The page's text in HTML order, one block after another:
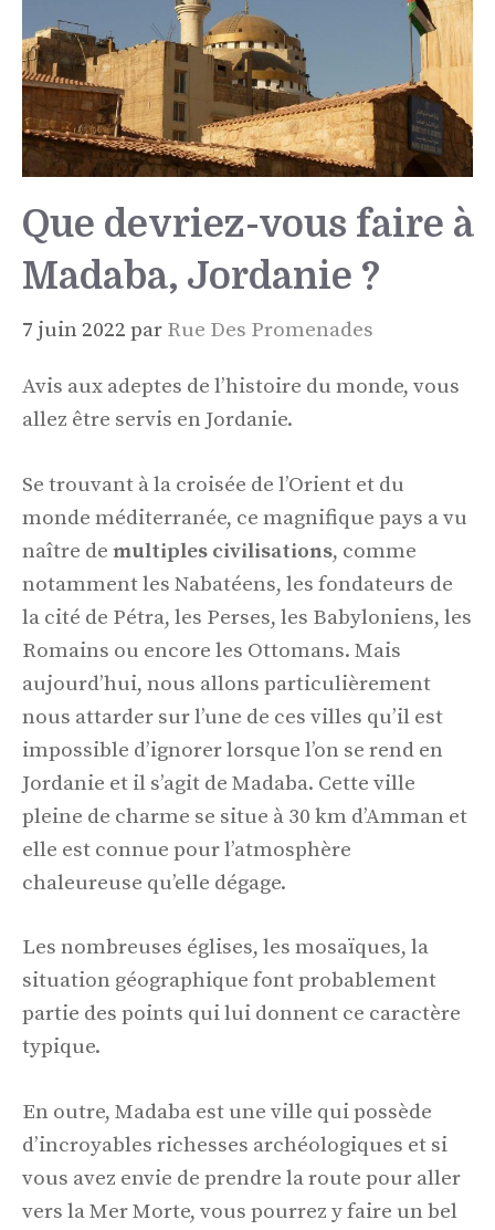
Que devriez-vous faire à
Madaba, Jordanie ?
7 juin 2022 par Rue Des Promenades
Avis aux adeptes de l’histoire du monde, vous
allez être servis en Jordanie.
Se trouvant à la croisée de l’Orient et du
monde méditerranée, ce magnifique pays a vu
naître de multiples civilisations, comme
notamment les Nabatéens, les fondateurs de
la cité de Pétra, les Perses, les Babyloniens, les
Romains ou encore les Ottomans. Mais
aujourd’hui, nous allons particulièrement
nous attarder sur l’une de ces villes qu’il est
impossible d’ignorer lorsque l’on se rend en
Jordanie et il s’agit de Madaba. Cette ville
pleine de charme se situe à 30 km d’Amman et
elle est connue pour l’atmosphère
chaleureuse qu’elle dégage.
Les nombreuses églises, les mosaïques, la
situation géographique font probablement
partie des points qui lui donnent ce caractère
typique.
En outre, Madaba est une ville qui possède
d’incroyables richesses archéologiques et si
vous avez envie de prendre la route pour aller
vers la Mer Morte, vous pourrez y faire un bel